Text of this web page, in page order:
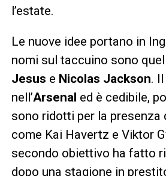
l’estate.
Le nuove idee portano in
nomi sul taccuino sono
Jesus e Nicolas Jackson.
nell’Arsenal ed è cedibile,
sono ridotti per la presenza
come Kai Havertz e Viktor
secondo obiettivo ha fatto
dopo una stagione in